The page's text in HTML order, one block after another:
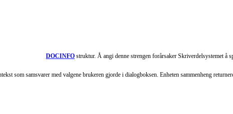
DOCINFO struktur. Å angi denne strengen forårsaker Skriverdelsystemet å
som samsvarer med valgene brukeren gjorde i dialogboksen. Enheten sammenheng